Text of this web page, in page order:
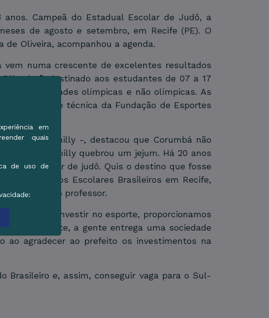
Campeã do Estadual Escolar de Judô, a
de agosto e setembro, em Recife (PE). O
Oliveira, acompanhou a agenda.
vem numa crescente de excelentes resultados
destinado aos estudantes de 07 a 17
de modalidades olímpicas e não olímpicas. As
da equipe técnica da Fundação de Esportes
pai de Camilly -, destacou que Corumbá não
"A Camilly quebrou um jejum. Há 20 anos
escolar de judô. Quis o destino que fosse
dos Jogos Escolares Brasileiros em Recife,
disse o professor.
que ao investir no esporte, proporcionamos
no esporte, a gente entrega uma sociedade
ao agradecer ao prefeito os investimentos na
Brasileiro e, assim, conseguir vaga para o Sul-
em
quais
de uso de